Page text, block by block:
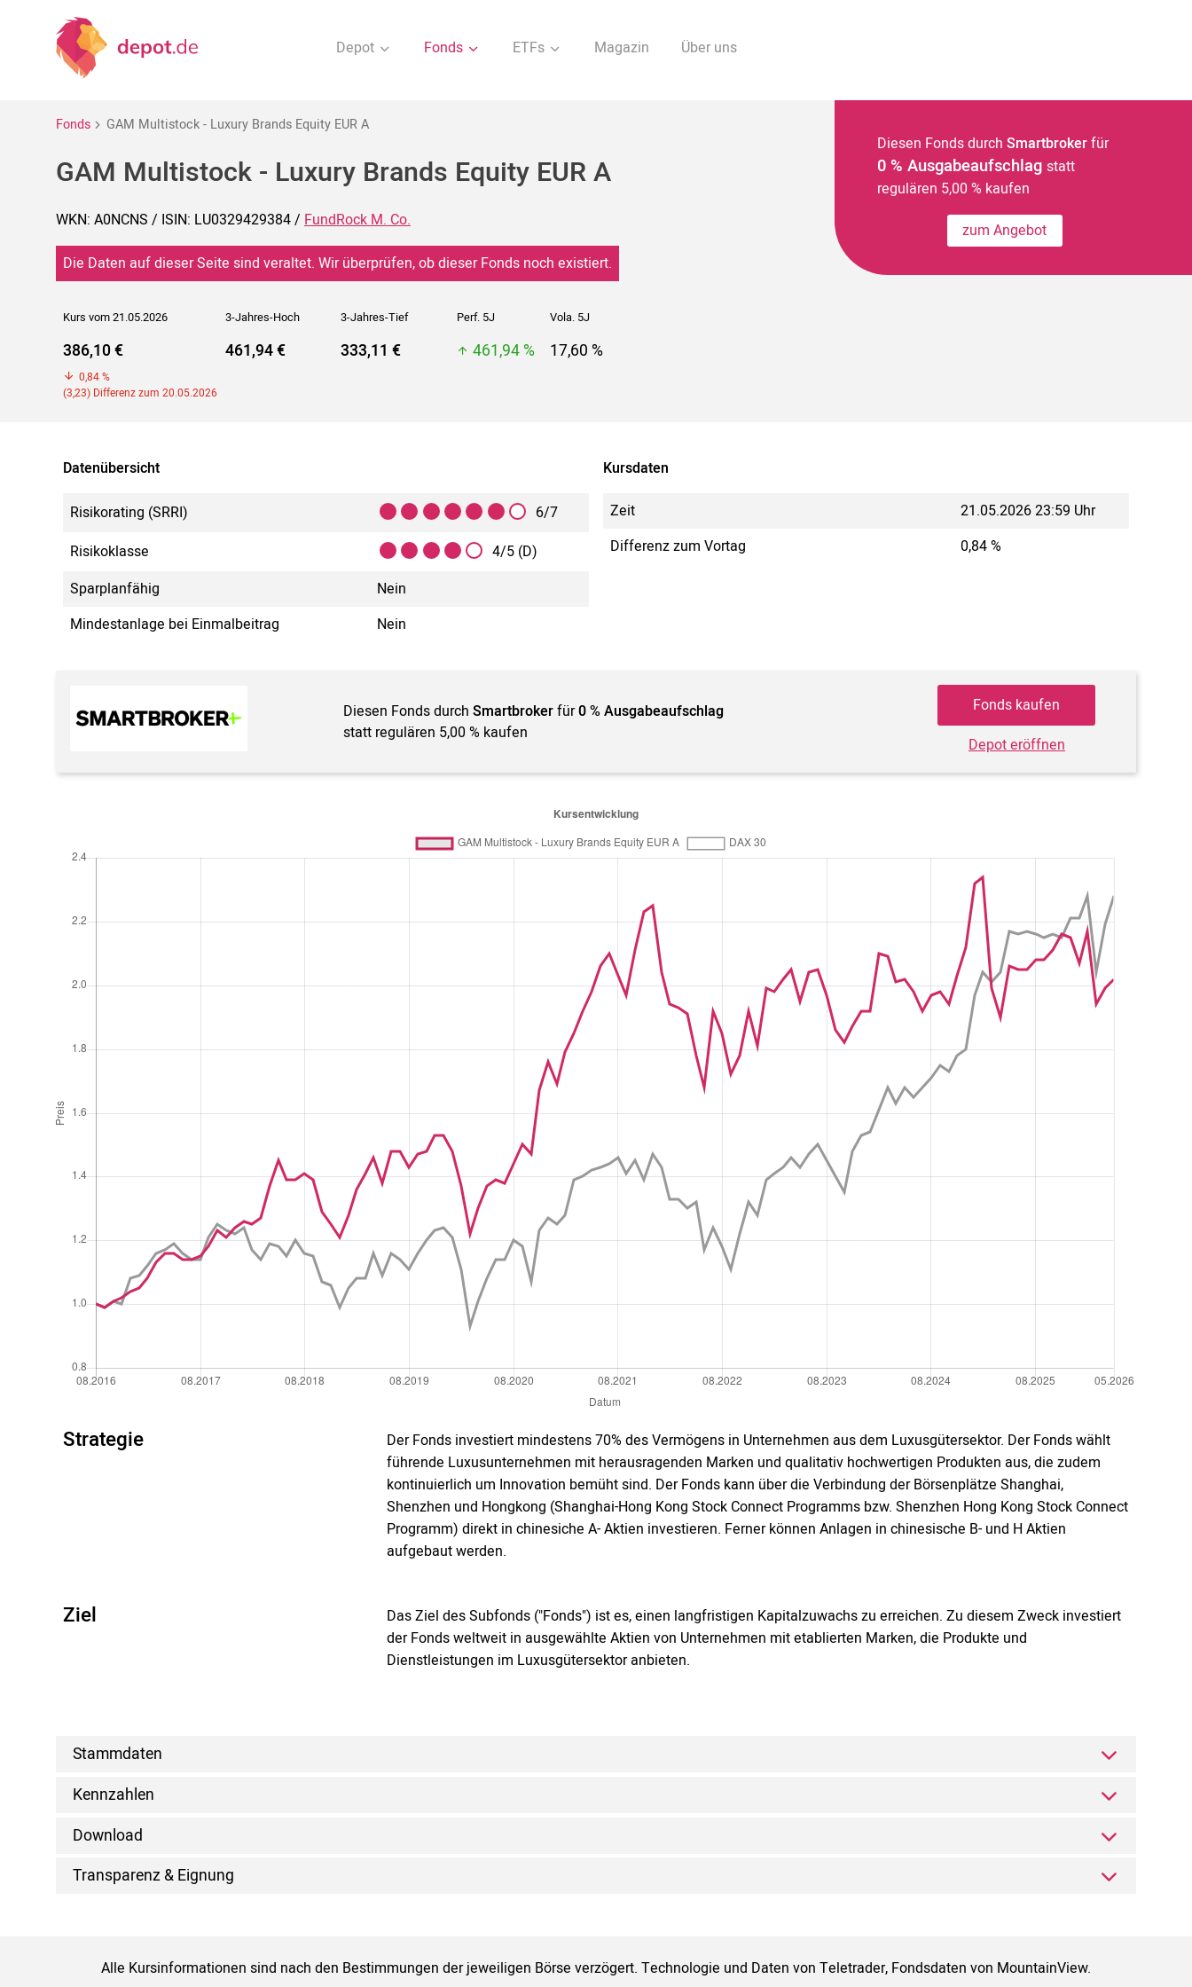
Depot Fonds ETFs Magazin Über uns
Fonds GAM Multistock - Luxury Brands Equity EUR A
GAM Multistock - Luxury Brands Equity EUR A
WKN: A0NCNS / ISIN: LU0329429384 / FundRock M. Co.
Die Daten auf dieser Seite sind veraltet. Wir überprüfen, ob dieser Fonds noch existiert.
Kurs vom 21.05.2026 3-Jahres-Hoch 3-Jahres-Tief Perf. 5J Vola. 5J
386,10 €
0,84 %
(3,23) Differenz zum 20.05.2026
461,94 € 333,11 € 461,94 % 17,60 %
Diesen Fonds durch Smartbrokerfür
0 % Ausgabeaufschlag statt
regulären 5,00 % kaufen
zum Angebot
Datenübersicht
Risikorating (SRRI)
6/7
Risikoklasse
4/5 (D)
Sparplanfähig
Nein
Mindestanlage bei Einmalbeitrag
Nein
Kursdaten
Zeit
21.05.2026 23:59 Uhr
Differenz zum Vortag
0,84 %
Diesen Fonds durchSmartbrokerfür0 % Ausgabeaufschlag
statt regulären 5,00 % kaufen
Fonds kaufen
Depot eröffnen
Strategie
Der Fonds investiert mindestens 70% des Vermögens in Unternehmen aus dem Luxusgütersektor. Der Fonds wählt
führende Luxusunternehmen mit herausragenden Marken und qualitativ hochwertigen Produkten aus, die zudem
kontinuierlich um Innovation bemüht sind. Der Fonds kann über die Verbindung der Börsenplätze Shanghai,
Shenzhen und Hongkong (Shanghai-Hong Kong Stock Connect Programms bzw. Shenzhen Hong Kong Stock Connect
Programm) direkt in chinesiche A- Aktien investieren. Ferner können Anlagen in chinesische B- und H Aktien
aufgebaut werden.
Ziel
Das Ziel des Subfonds ("Fonds") ist es, einen langfristigen Kapitalzuwachs zu erreichen. Zu diesem Zweck investiert
der Fonds weltweit in ausgewählte Aktien von Unternehmen mit etablierten Marken, die Produkte und
Dienstleistungen im Luxusgütersektor anbieten.
Stammdaten
Kennzahlen
Download
Transparenz & Eignung
Alle Kursinformationen sind nach den Bestimmungen der jeweiligen Börse verzögert. Technologie und Daten von Teletrader, Fondsdaten von MountainView.